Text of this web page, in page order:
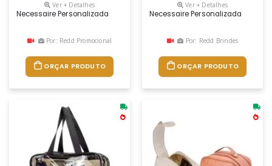
Ver + Detalhes
Necessaire Personalizada
Por: Redd Promocional
ORÇAR PRODUTO
Ver + Detalhes
Necessaire Personalizada
Por: Redd Brindes
ORÇAR PRODUTO